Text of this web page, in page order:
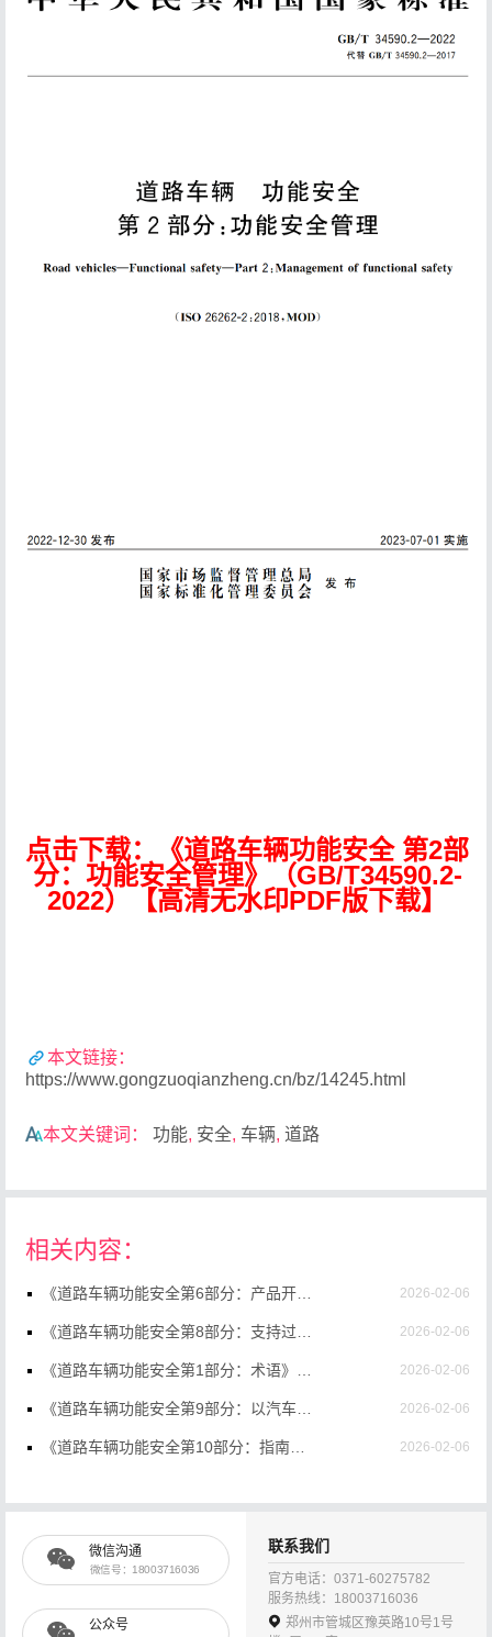
点击下载：《道路车辆功能安全 第2部
分：功能安全管理》（GB/T34590.2-
2022）【高清无水印PDF版下载】
本文链接：
https://www.gongzuoqianzheng.cn/bz/14245.html
本文关键词： 功能, 安全, 车辆, 道路
相关内容：
《道路车辆功能安全第6部分：产品开发：软件层面》（GB/T34590.6-2022）【高清无水印PDF版下载】 2026-02-06
2026-02-06
2026-02-06
《道路车辆功能安全第9部分：以汽车安全完整性等级为导向和以安全为导向的分析》（GB/T34590.9-2022）【高清无水印PDF版下载】 2026-02-06
《道路车辆功能安全第10部分：指南》（GB/T34590.10-2022）【高清无水印PDF版下载】 2026-02-06
《道路车辆功能安全第5部分：产品开发：硬件层面》（GB/T34590.5-2022）【高清无水印PDF版下载】 2026-02-06
微信沟通
微信号：18003716036
公众号
联系我们
官方电话：0371-60275782
服务热线：18003716036
郑州市管城区豫英路10号1号